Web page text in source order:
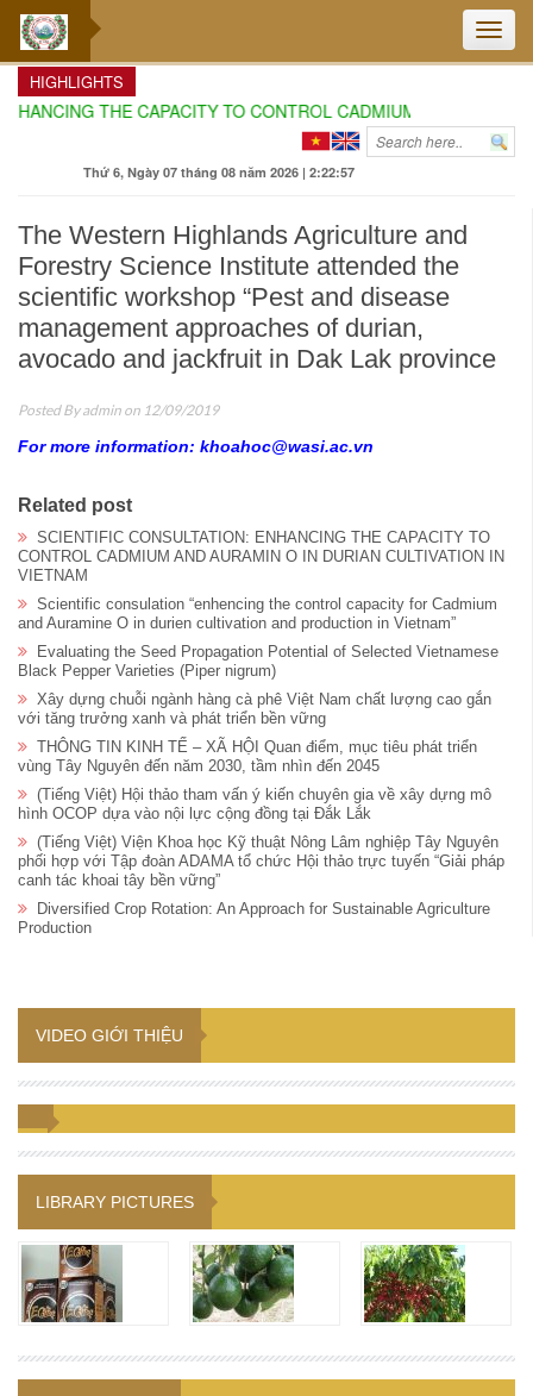
Toggle
HIGHLIGHTS
THE CAPACITY TO CONTROL CADMIUM AND
Thứ 6, Ngày 07 tháng 08 năm 2026 | 2:22:58
The Western Highlands Agriculture and
Forestry Science Institute attended the
scientific workshop “Pest and disease
management approaches of durian,
avocado and jackfruit in Dak Lak province
Posted Byadmin on 12/09/2019
For more information: khoahoc@wasi.ac.vn
Related post
SCIENTIFIC CONSULTATION: ENHANCING THE CAPACITY TO
CONTROL CADMIUM AND AURAMIN O IN DURIAN CULTIVATION IN
VIETNAM
Scientific consulation “enhencing the control capacity for Cadmium
and Auramine O in durien cultivation and production in Vietnam”
Evaluating the Seed Propagation Potential of Selected Vietnamese
Black Pepper Varieties (Piper nigrum)
Xây dựng chuỗi ngành hàng cà phê Việt Nam chất lượng cao gắn
với tăng trưởng xanh và phát triển bền vững
THÔNG TIN KINH TẾ – XÃ HỘI Quan điểm, mục tiêu phát triển
vùng Tây Nguyên đến năm 2030, tầm nhìn đến 2045
(Tiếng Việt) Hội thảo tham vấn ý kiến chuyên gia về xây dựng mô
hình OCOP dựa vào nội lực cộng đồng tại Đắk Lắk
(Tiếng Việt) Viện Khoa học Kỹ thuật Nông Lâm nghiệp Tây Nguyên
phối hợp với Tập đoàn ADAMA tổ chức Hội thảo trực tuyến “Giải pháp
canh tác khoai tây bền vững”
Diversified Crop Rotation: An Approach for Sustainable Agriculture
Production
VIDEO GIỚI THIỆU
LIBRARY PICTURES